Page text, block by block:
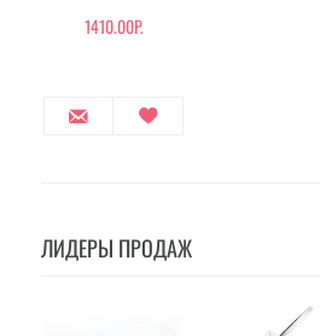
1410.00Р.
ЛИДЕРЫ ПРОДАЖ